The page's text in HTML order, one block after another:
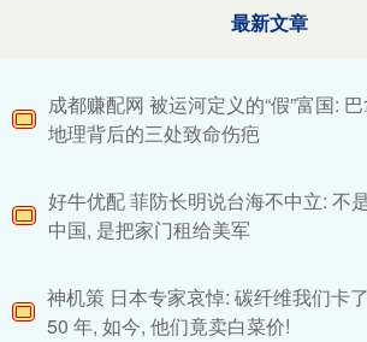
最新文章
成都赚配网 被运河定义的“假”富国:
地理背后的三处致命伤疤
好牛优配 菲防长明说台海不中立: 不
中国, 是把家门租给美军
神机策 日本专家哀悼: 碳纤维我们卡
50 年, 如今, 他们竟卖白菜价!